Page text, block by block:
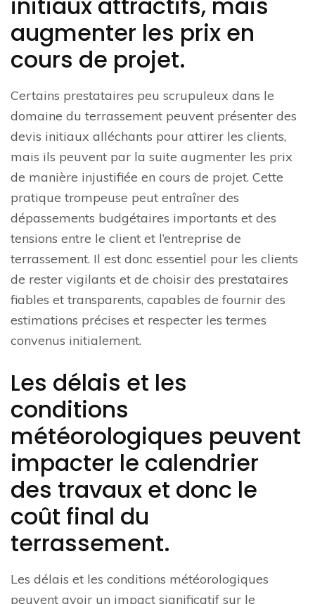
augmenter les prix en
cours de projet.
Certains prestataires peu scrupuleux dans le
domaine du terrassement peuvent présenter des
devis initiaux alléchants pour attirer les clients,
mais ils peuvent par la suite augmenter les prix
de manière injustifiée en cours de projet. Cette
pratique trompeuse peut entraîner des
dépassements budgétaires importants et des
tensions entre le client et l’entreprise de
terrassement. Il est donc essentiel pour les clients
de rester vigilants et de choisir des prestataires
fiables et transparents, capables de fournir des
estimations précises et respecter les termes
convenus initialement.
Les délais et les
conditions
météorologiques peuvent
impacter le calendrier
des travaux et donc le
coût final du
terrassement.
Les délais et les conditions météorologiques
peuvent avoir un impact significatif sur le